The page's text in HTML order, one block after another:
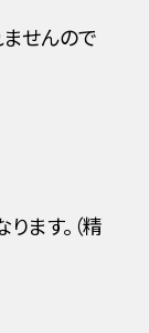
せんので
ます。（精